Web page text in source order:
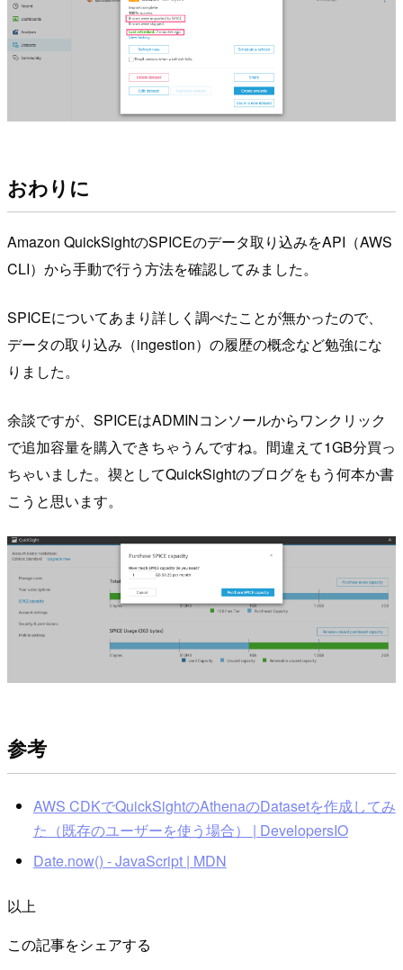
おわりに
Amazon QuickSightのSPICEのデータ取り込みをAPI（AWS
CLI）から手動で行う方法を確認してみました。
SPICEについてあまり詳しく調べたことが無かったので、
データの取り込み（ingestion）の履歴の概念など勉強にな
りました。
余談ですが、SPICEはADMINコンソールからワンクリック
で追加容量を購入できちゃうんですね。間違えて1GB分買っ
ちゃいました。禊としてQuickSightのブログをもう何本か書
こうと思います。
参考
AWS CDKでQuickSightのAthenaのDatasetを作成してみ
た（既存のユーザーを使う場合） | DevelopersIO
Date.now() - JavaScript | MDN
以上
この記事をシェアする